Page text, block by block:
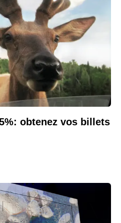
obtenez vos billets